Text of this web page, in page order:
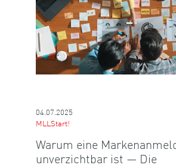
04.07.2025
MLLStart!
Warum eine
unverzichtbar ist — Die